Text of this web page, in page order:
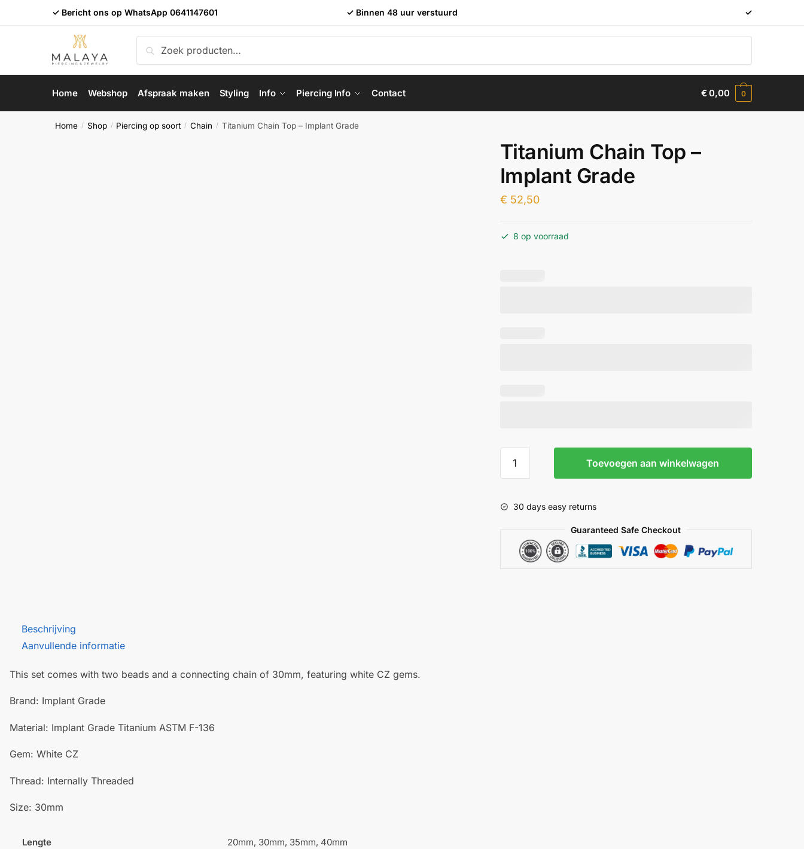
✓ Bericht ons op WhatsApp 0641147601 ✓ Binnen 48 uur verstuurd ✓
naar:
Zoeken
Home Webshop Afspraak maken Styling Info Piercing Info Contact €0,00 0
Home / Shop / Piercing op soort / Chain / Titanium Chain Top – Implant Grade
Titanium Chain Top –
Implant Grade
€ 52,50
8 op voorraad
Chain
Implant
aantal
Toevoegen aan winkelwagen
30 days easy returns
Guaranteed Safe Checkout
Beschrijving
Aanvullende informatie
This set comes with two beads and a connecting chain of 30mm, featuring white CZ gems.
Brand: Implant Grade
Material: Implant Grade Titanium ASTM F-136
Gem: White CZ
Thread: Internally Threaded
Size: 30mm
Lengte 20mm, 30mm, 35mm, 40mm